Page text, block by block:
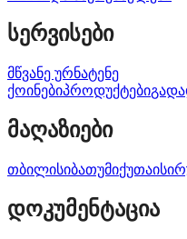
სერვისები
მწვანე ურნატენე
ქოინებიპროდუქტები
მაღაზიები
თბილისიბათუმიქუთაისი
დოკუმენტაცია